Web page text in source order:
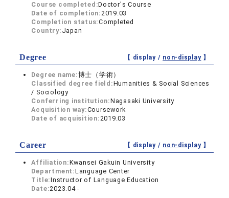
Course completed:Doctor's Course
Date of completion:2019.03
Completion status:Completed
Country: Japan
Degree 【 display / non-display】
Degree name:博士（学術）
Classified degree field:Humanities & Social Sciences
/ Sociology
Conferring institution:Nagasaki University
Acquisition way:Coursework
Date of acquisition:2019.03
Career 【 display / non-display】
Affiliation:Kwansei Gakuin University
Department:Language Center
Title:Instructor of Language Education
Date:2023.04 -